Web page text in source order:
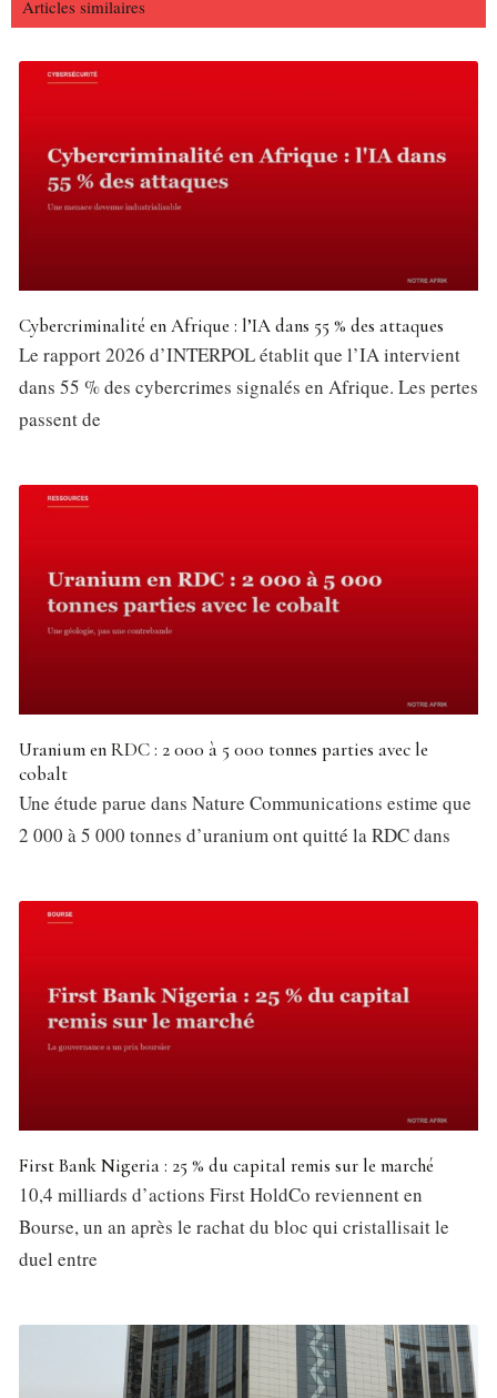
Articles similaires
Cybercriminalité en Afrique : l’IA dans 55 % des attaques
Le rapport 2026 d’INTERPOL établit que l’IA intervient
dans 55 % des cybercrimes signalés en Afrique. Les pertes
passent de
Uranium en RDC : 2 000 à 5 000 tonnes parties avec le
cobalt
Une étude parue dans Nature Communications estime que
2 000 à 5 000 tonnes d’uranium ont quitté la RDC dans
First Bank Nigeria : 25 % du capital remis sur le marché
10,4 milliards d’actions First HoldCo reviennent en
Bourse, un an après le rachat du bloc qui cristallisait le
duel entre